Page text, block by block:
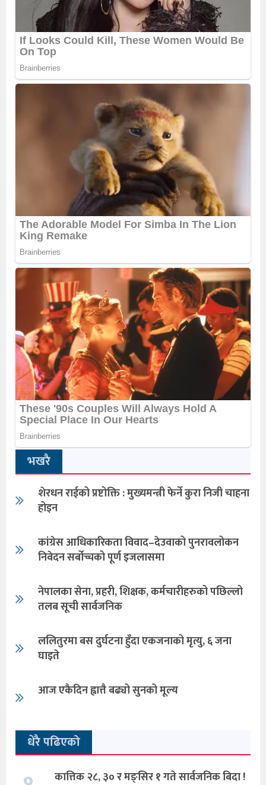
भखरै
शेरधन राईको प्रष्टोक्ति : मुख्यमन्त्री फेर्ने कुरा निजी चाहना
होइन
कांग्रेस आधिकारिकता विवाद–देउवाको पुनरावलोकन
निवेदन सर्बोच्चको पूर्ण इजलासमा
नेपालका सेना, प्रहरी, शिक्षक, कर्मचारीहरुको पछिल्लो
तलब सूची सार्वजनिक
ललितुरमा बस दुर्घटना हुँदा एकजनाको मृत्यु, ६ जना
घाइते
आज एकैदिन ह्वात्तै बढ्यो सुनको मूल्य
धेरै पढिएको
कात्तिक २८, ३० र मङ्सिर १ गते सार्वजनिक बिदा !